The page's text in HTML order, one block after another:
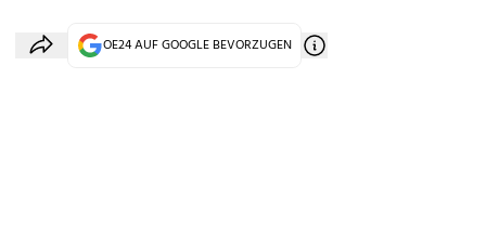
OE24 AUF GOOGLE BEVORZUGEN